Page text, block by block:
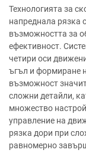
Технологията за
напреднала рязка
възможността за
ефективност.
четири оси
ъгъл и формиране
възможност
сложни детайли,
множество
управление на
рязка дори при
равномерно